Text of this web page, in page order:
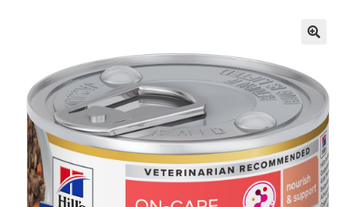
Obchod
Pokladna
Vše pro kočky